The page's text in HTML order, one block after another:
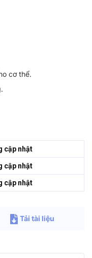
cơ thể.
cập nhật
cập nhật
cập nhật
Tải tài liệu